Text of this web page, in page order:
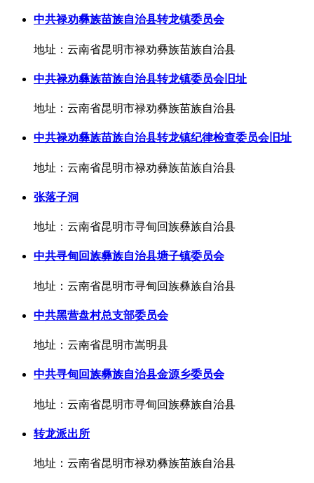
中共禄劝彝族苗族自治县转龙镇委员会
地址：云南省昆明市禄劝彝族苗族自治县
中共禄劝彝族苗族自治县转龙镇委员会旧址
地址：云南省昆明市禄劝彝族苗族自治县
中共禄劝彝族苗族自治县转龙镇纪律检查委员会旧址
地址：云南省昆明市禄劝彝族苗族自治县
张落子洞
地址：云南省昆明市寻甸回族彝族自治县
中共寻甸回族彝族自治县塘子镇委员会
地址：云南省昆明市寻甸回族彝族自治县
中共黑营盘村总支部委员会
地址：云南省昆明市嵩明县
中共寻甸回族彝族自治县金源乡委员会
地址：云南省昆明市寻甸回族彝族自治县
转龙派出所
地址：云南省昆明市禄劝彝族苗族自治县